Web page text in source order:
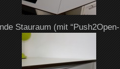
Stauraum (mit